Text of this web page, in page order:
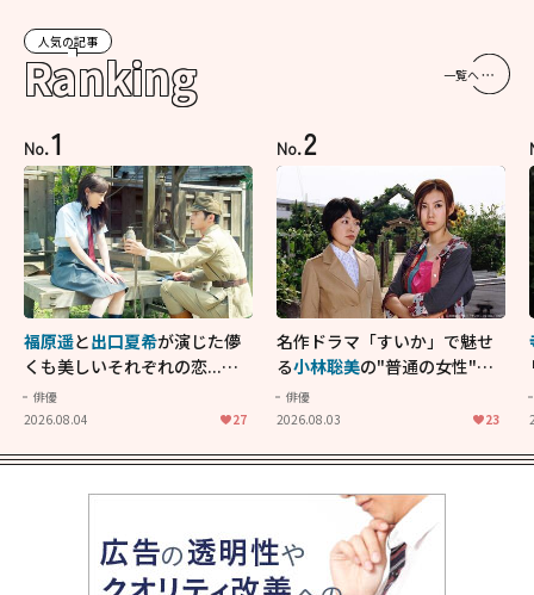
人気の記事
Ranking 一覧へ
No.1
福原遥と出口夏希が演じた儚
くも美しいそれぞれの恋...生
きることの尊さを教えてくれ
た映画「あの花が咲く丘で、
俳優
2026.08.04
27
No.2
名作ドラマ「すいか」で魅せ
る小林聡美の"普通の女性"が
大人に刺さる...映画「かもめ
食堂」にも通じる静かな芝居
俳優
2026.08.03
23